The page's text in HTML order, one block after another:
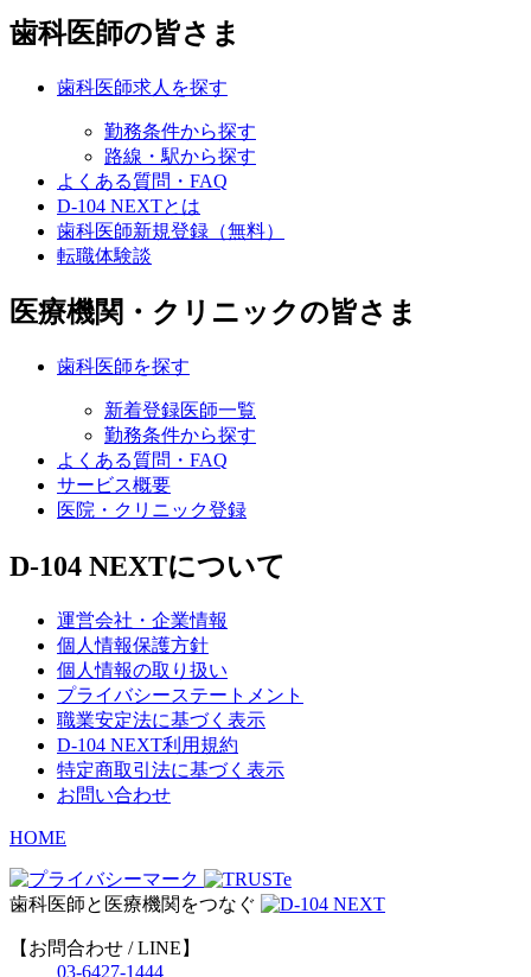
歯科医師の皆さま
歯科医師求人を探す
勤務条件から探す
路線・駅から探す
よくある質問・FAQ
D-104 NEXTとは
歯科医師新規登録（無料）
転職体験談
医療機関・クリニックの皆さま
歯科医師を探す
新着登録医師一覧
勤務条件から探す
よくある質問・FAQ
サービス概要
医院・クリニック登録
D-104 NEXTについて
運営会社・企業情報
個人情報保護方針
個人情報の取り扱い
プライバシーステートメント
職業安定法に基づく表示
D-104 NEXT利用規約
特定商取引法に基づく表示
お問い合わせ
HOME
歯科医師と医療機関をつなぐ
【お問合わせ / LINE】
03-6427-1444